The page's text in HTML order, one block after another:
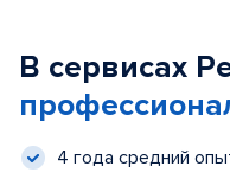
В сервисах
4 года средний